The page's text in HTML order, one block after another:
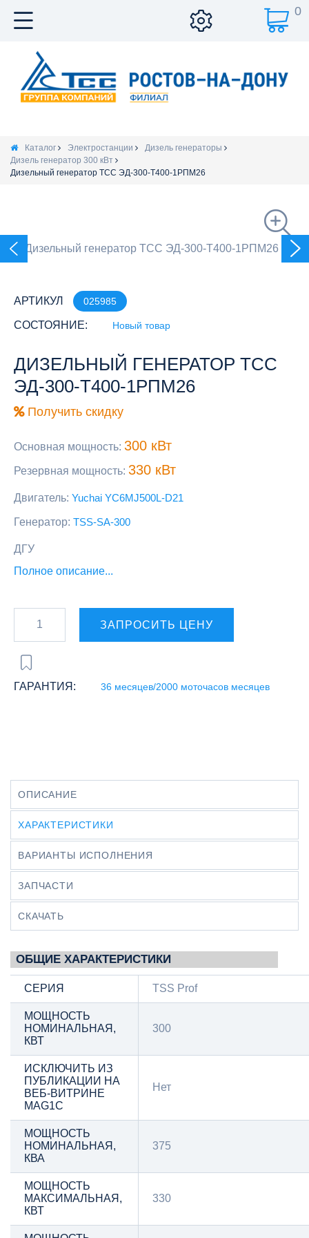
0
Каталог Электростанции
Дизель генераторы
Дизель генератор 300 кВт
Дизельный генератор ТСС ЭД-300-Т400-1РПМ26
АРТИКУЛ 025985
СОСТОЯНИЕ: Новый товар
ДИЗЕЛЬНЫЙ ГЕНЕРАТОР ТСС
ЭД-300-Т400-1РПМ26
Получить скидку
Основная мощность: 300 кВт
Резервная мощность: 330 кВт
Двигатель: Yuchai YC6MJ500L-D21
Генератор: TSS-SA-300
ДГУ
Полное описание...
ЗАПРОСИТЬ ЦЕНУ
ГАРАНТИЯ: 36 месяцев/2000 моточасов месяцев
ОПИСАНИЕ
ХАРАКТЕРИСТИКИ
ВАРИАНТЫ ИСПОЛНЕНИЯ
ЗАПЧАСТИ
СКАЧАТЬ
ОБЩИЕ ХАРАКТЕРИСТИКИ
СЕРИЯ TSS Prof
МОЩНОСТЬ
НОМИНАЛЬНАЯ,
КВТ
300
ИСКЛЮЧИТЬ ИЗ
ПУБЛИКАЦИИ НА
ВЕБ-ВИТРИНЕ
MAG1C
Нет
МОЩНОСТЬ
НОМИНАЛЬНАЯ,
КВА
375
МОЩНОСТЬ
МАКСИМАЛЬНАЯ,
КВТ
330